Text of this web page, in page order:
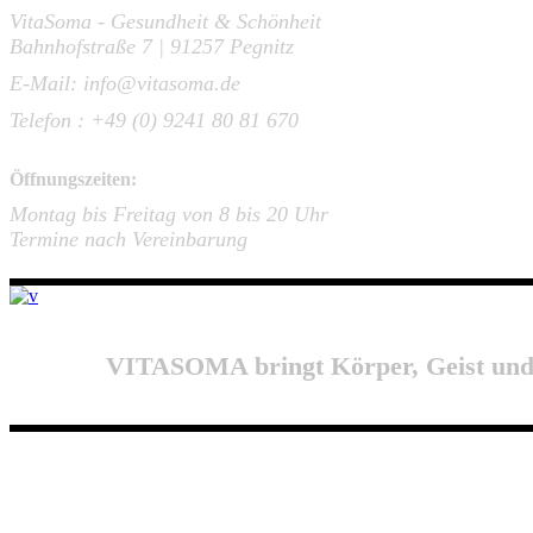
VitaSoma - Gesundheit & Schönheit
Bahnhofstraße 7 | 91257 Pegnitz
E-Mail: info@vitasoma.de
Telefon : +49 (0) 9241 80 81 670
Öffnungszeiten:
Montag bis Freitag von 8 bis 20 Uhr
Termine nach Vereinbarung
VITASOMA bringt Körper, Geist